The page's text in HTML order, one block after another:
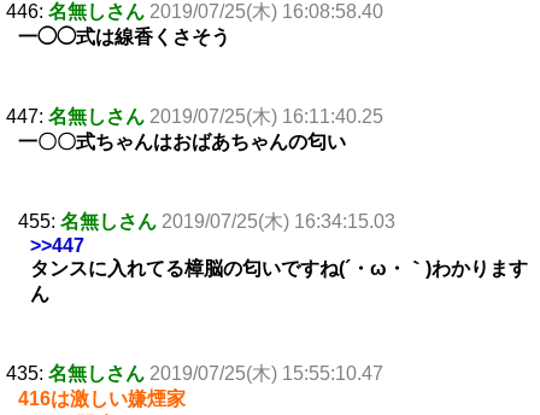
446: 名無しさん 2019/07/25(木) 16:08:58.40
一◯◯式は線香くさそう
447: 名無しさん 2019/07/25(木) 16:11:40.25
一〇〇式ちゃんはおばあちゃんの匂い
455: 名無しさん 2019/07/25(木) 16:34:15.03
>>447
タンスに入れてる樟脳の匂いですね(´・ω・｀)わかります
ん
435: 名無しさん 2019/07/25(木) 15:55:10.47
416は激しい嫌煙家